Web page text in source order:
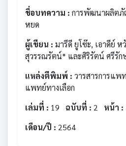
ชื่อบทความ : การพัฒนาผลิตภั
หยด
ผู้เขียน : มารีดี ยูโซ๊ะ, เอาดีย์
สุวรรณรัตน์* และศิริรัตน์ ศรีรัก
แหล่งตีพิมพ์ : วารสารการแพ
แพทย์ทางเลือก
เล่มที่ : 19 ฉบับที่ : 2 หน้า :
เดือน/ปี : 2564